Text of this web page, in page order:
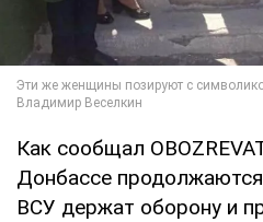
Как сообщал
Донбассе
ВСУ держат оборону и